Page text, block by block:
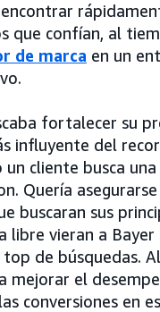
que confían, al
de marca en un
fortalecer su
influyente del
un cliente busca
Quería
buscaran sus
libre vieran a
de búsquedas.
mejorar el
conversiones en